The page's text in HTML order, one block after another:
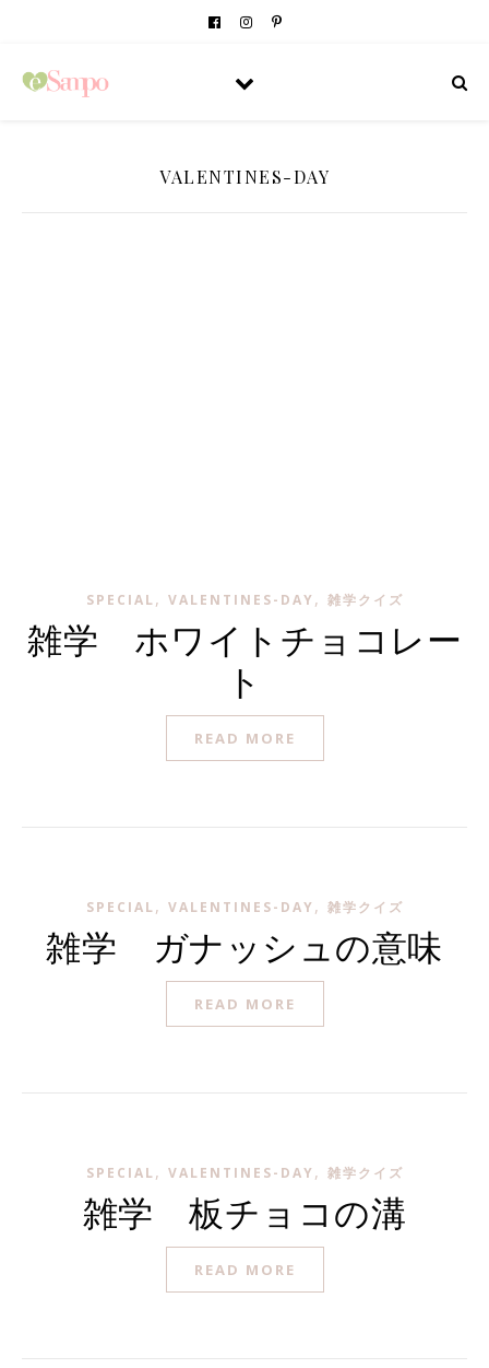
VALENTINES-DAY
SPECIAL, VALENTINES-DAY, 雑学クイズ
雑学 ホワイトチョコレー
ト
READ MORE
SPECIAL, VALENTINES-DAY, 雑学クイズ
雑学 ガナッシュの意味
READ MORE
SPECIAL, VALENTINES-DAY, 雑学クイズ
雑学 板チョコの溝
READ MORE